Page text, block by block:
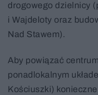
drogowego dzielnicy
i Wajdeloty oraz
Nad Stawem).
Aby powiązać
ponadlokalnym
Kościuszki)